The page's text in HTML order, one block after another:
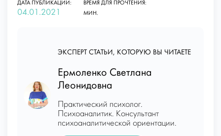
ДАТА ПУБЛИКАЦИИ:
04.01.2021
ВРЕМЯ ДЛЯ ПРОЧТЕНИЯ:
МИН.
ЭКСПЕРТ СТАТЬИ, КОТОРУЮ ВЫ ЧИТАЕТЕ
Ермоленко Светлана
Леонидовна
Практический психолог.
Психоаналитик. Консультант
психоаналитической ориентации.